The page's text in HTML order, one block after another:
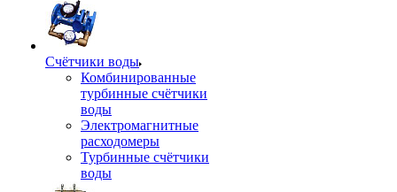
Счётчики воды
Комбинированные
турбинные счётчики
воды
Электромагнитные
расходомеры
Турбинные счётчики
воды